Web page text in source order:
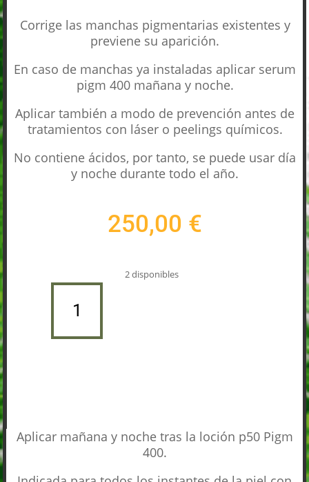
Corrige las manchas pigmentarias existentes y
previene su aparición.
En caso de manchas ya instaladas aplicar serum
pigm 400 mañana y noche.
Aplicar también a modo de prevención antes de
tratamientos con láser o peelings químicos.
No contiene ácidos, por tanto, se puede usar día
y noche durante todo el año.
250,00 €
2 disponibles
CRÈME
PIGM
50
Aplicar mañana y noche tras la loción p50 Pigm
400.